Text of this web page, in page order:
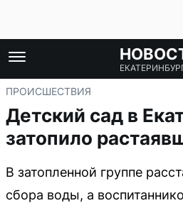
ПРОИСШЕСТВИЯ
Детский сад в
затопило
В затопленной группе
сбора воды, а